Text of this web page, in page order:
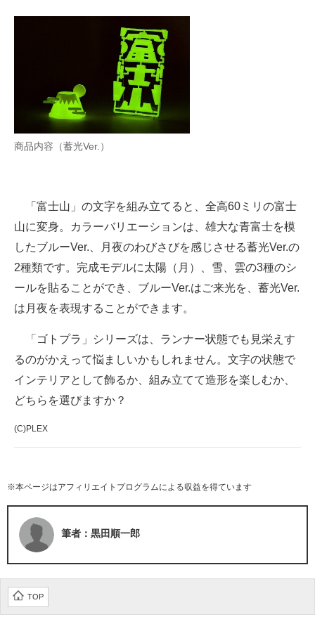
商品内容（蓄光Ver.）
「富士山」の文字を組み立てると、全高60ミリの富士
山に変身。カラーバリエーションは、雄大な青富士を模
したブルーVer.、月夜のわびさびを感じさせる蓄光Ver.の
2種類です。完成モデルに太陽（月）、雪、雲の3種のシ
ールを貼ることができ、ブルーVer.はご来光を、蓄光Ver.
は月夜を表現することができます。
「ゴトプラ」シリーズは、ランナー状態でも見栄えす
るのがかえって悩ましいかもしれません。文字の状態で
インテリアとして飾るか、組み立てて造形を楽しむか、
どちらを選びますか？
(C)PLEX
※本ページはアフィリエイトプログラムによる収益を得ています
筆者：黒田順一郎
TOP